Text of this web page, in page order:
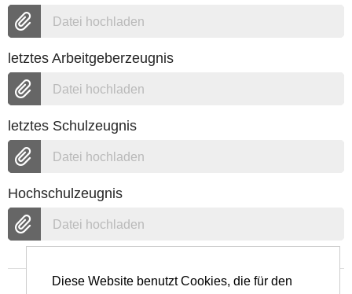
Diese Website benutzt Cookies, die für den
Datei hochladen
letztes Arbeitgeberzeugnis
Datei hochladen
letztes Schulzeugnis
Datei hochladen
Hochschulzeugnis
Datei hochladen